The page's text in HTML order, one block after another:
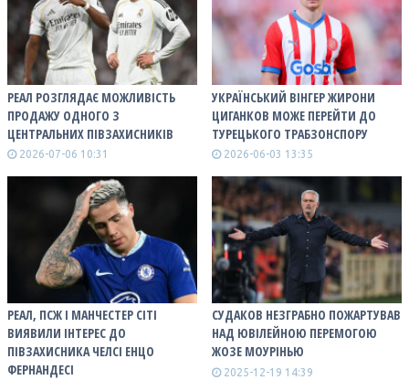
РЕАЛ РОЗГЛЯДАЄ МОЖЛИВІСТЬ
ПРОДАЖУ ОДНОГО З
ЦЕНТРАЛЬНИХ ПІВЗАХИСНИКІВ
2026-07-06 10:31
УКРАЇНСЬКИЙ ВІНГЕР ЖИРОНИ
ЦИГАНКОВ МОЖЕ ПЕРЕЙТИ ДО
ТУРЕЦЬКОГО ТРАБЗОНСПОРУ
2026-06-03 13:35
РЕАЛ, ПСЖ І МАНЧЕСТЕР СІТІ
ВИЯВИЛИ ІНТЕРЕС ДО
ПІВЗАХИСНИКА ЧЕЛСІ ЕНЦО
ФЕРНАНДЕСІ
СУДАКОВ НЕЗГРАБНО ПОЖАРТУВАВ
НАД ЮВІЛЕЙНОЮ ПЕРЕМОГОЮ
ЖОЗЕ МОУРІНЬЮ
2025-12-19 14:39